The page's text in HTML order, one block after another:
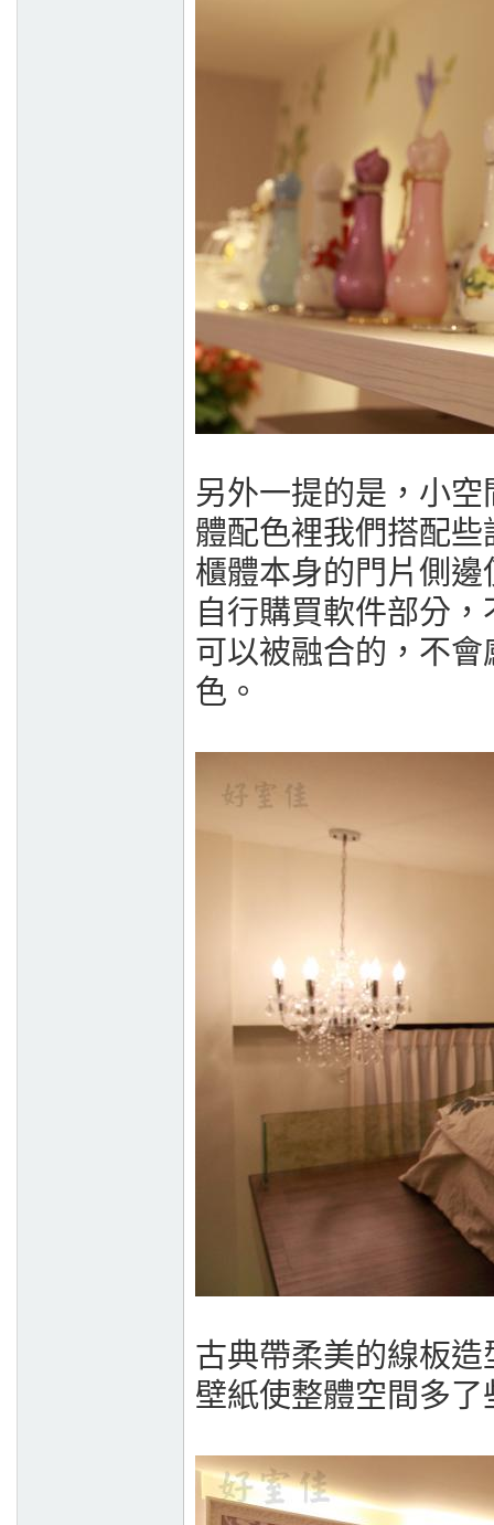
另外一提的是，小
體配色裡我們搭配
櫃體本身的門片側
自行購買軟件部分
可以被融合的，不
色。
古典帶柔美的線板
壁紙使整體空間多